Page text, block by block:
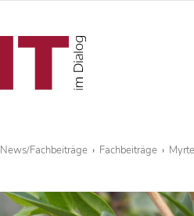
News/Fachbeiträge Fachbeiträge